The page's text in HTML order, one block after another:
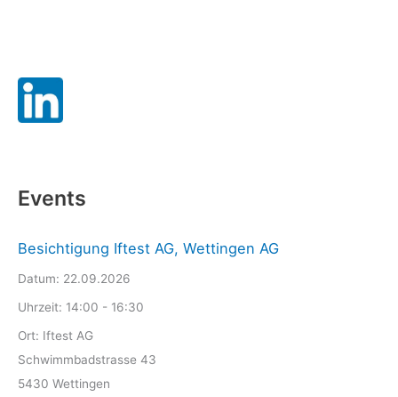
Events
Besichtigung Iftest AG, Wettingen AG
Datum: 22.09.2026
Uhrzeit: 14:00 - 16:30
Ort: Iftest AG
Schwimmbadstrasse 43
5430 Wettingen